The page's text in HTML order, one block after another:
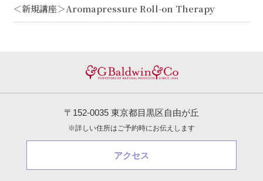
＜新規講座＞Aromapressure Roll-on Therapy
〒152-0035 東京都目黒区自由が丘
※詳しい住所はご予約時にお伝えします
アクセス